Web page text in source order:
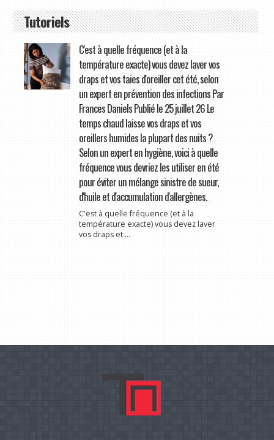
Tutoriels
C'est à quelle fréquence (et à la
température exacte) vous devez laver vos
draps et vos taies d'oreiller cet été, selon
un expert en prévention des infections Par
Frances Daniels Publié le 25 juillet 26 Le
temps chaud laisse vos draps et vos
oreillers humides la plupart des nuits ?
Selon un expert en hygiène, voici à quelle
fréquence vous devriez les utiliser en été
pour éviter un mélange sinistre de sueur,
d'huile et d'accumulation d'allergènes.
C'est à quelle fréquence (et à la
température exacte) vous devez laver
vos draps et ...